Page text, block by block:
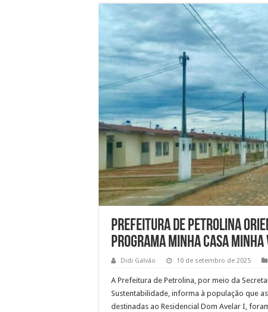
Prefeitura de Petrolina
Programa Minha Casa Minha
Didi Galvão 10 de setembro de 2025
A Prefeitura de Petrolina, por meio da
Sustentabilidade, informa à população que
destinadas ao Residencial Dom Avelar I,